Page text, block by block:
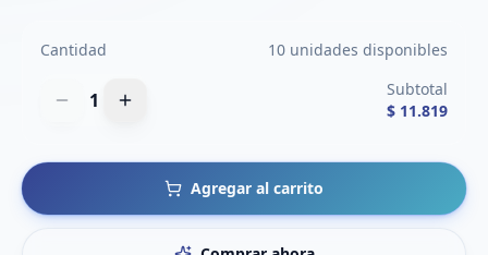
Cantidad 10 unidades disponibles
1
Subtotal
$ 11.819
Agregar al carrito